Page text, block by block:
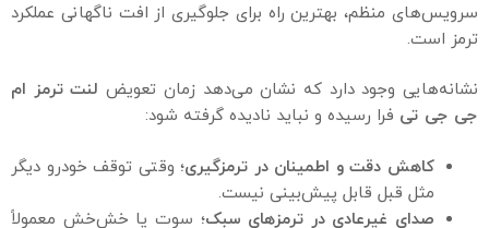
سرویس‌های منظم، بهترین راه برای جلوگیری از افت ناگهانی عملکرد
ترمز است.
نشانه‌هایی وجود دارد که نشان می‌دهد زمان تعویض لنت ترمز ام
جی جی تی فرا رسیده و نباید نادیده گرفته شود:
کاهش دقت و اطمینان در ترمزگیری؛ وقتی توقف خودرو دیگر
مثل قبل قابل پیش‌بینی نیست.
صدای غیرعادی در ترمزهای سبک؛ سوت یا خش‌خش معمولاً